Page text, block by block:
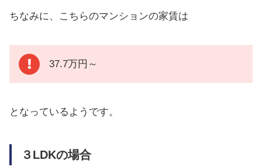
ちなみに、こちらのマンションの家賃は
37.7万円～
となっているようです。
３LDKの場合